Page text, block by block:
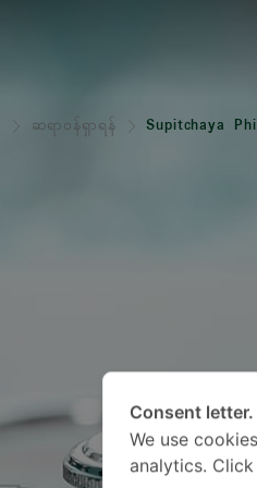
ဆရာဝန်ရှာရန် Supitchaya
Consent letter.
We use
analytics.